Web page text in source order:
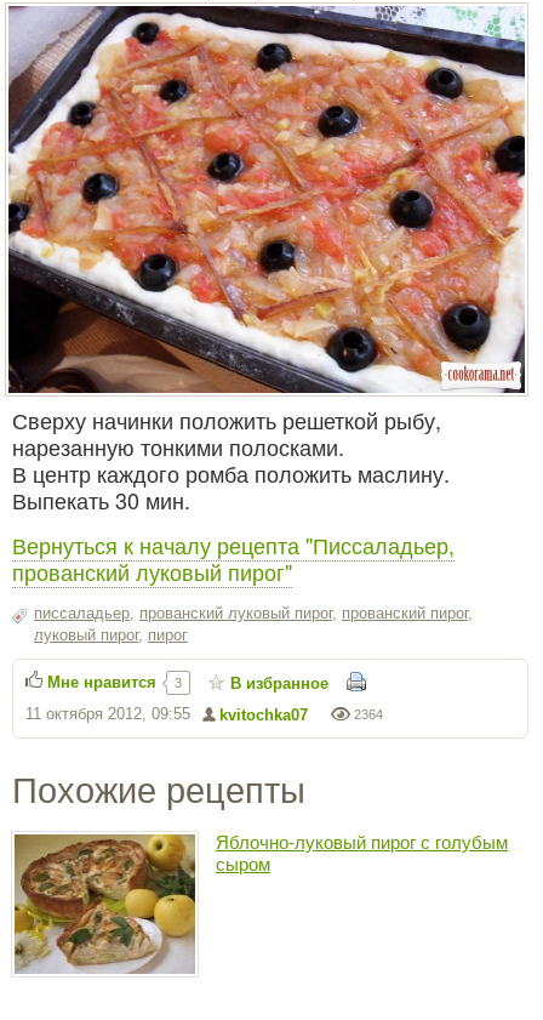
Сверху начинки положить решеткой рыбу,
нарезанную тонкими полосками.
В центр каждого ромба положить маслину.
Выпекать 30 мин.
Вернуться к началу рецепта "Писсаладьер,
прованский луковый пирог"
писсаладьер, прованский луковый пирог, прованский пирог,
луковый пирог, пирог
2364
kvitochka07
11 октября 2012, 09:55
Мне нравится 3 В избранное
Похожие рецепты
Яблочно-луковый пирог с голубым
сыром